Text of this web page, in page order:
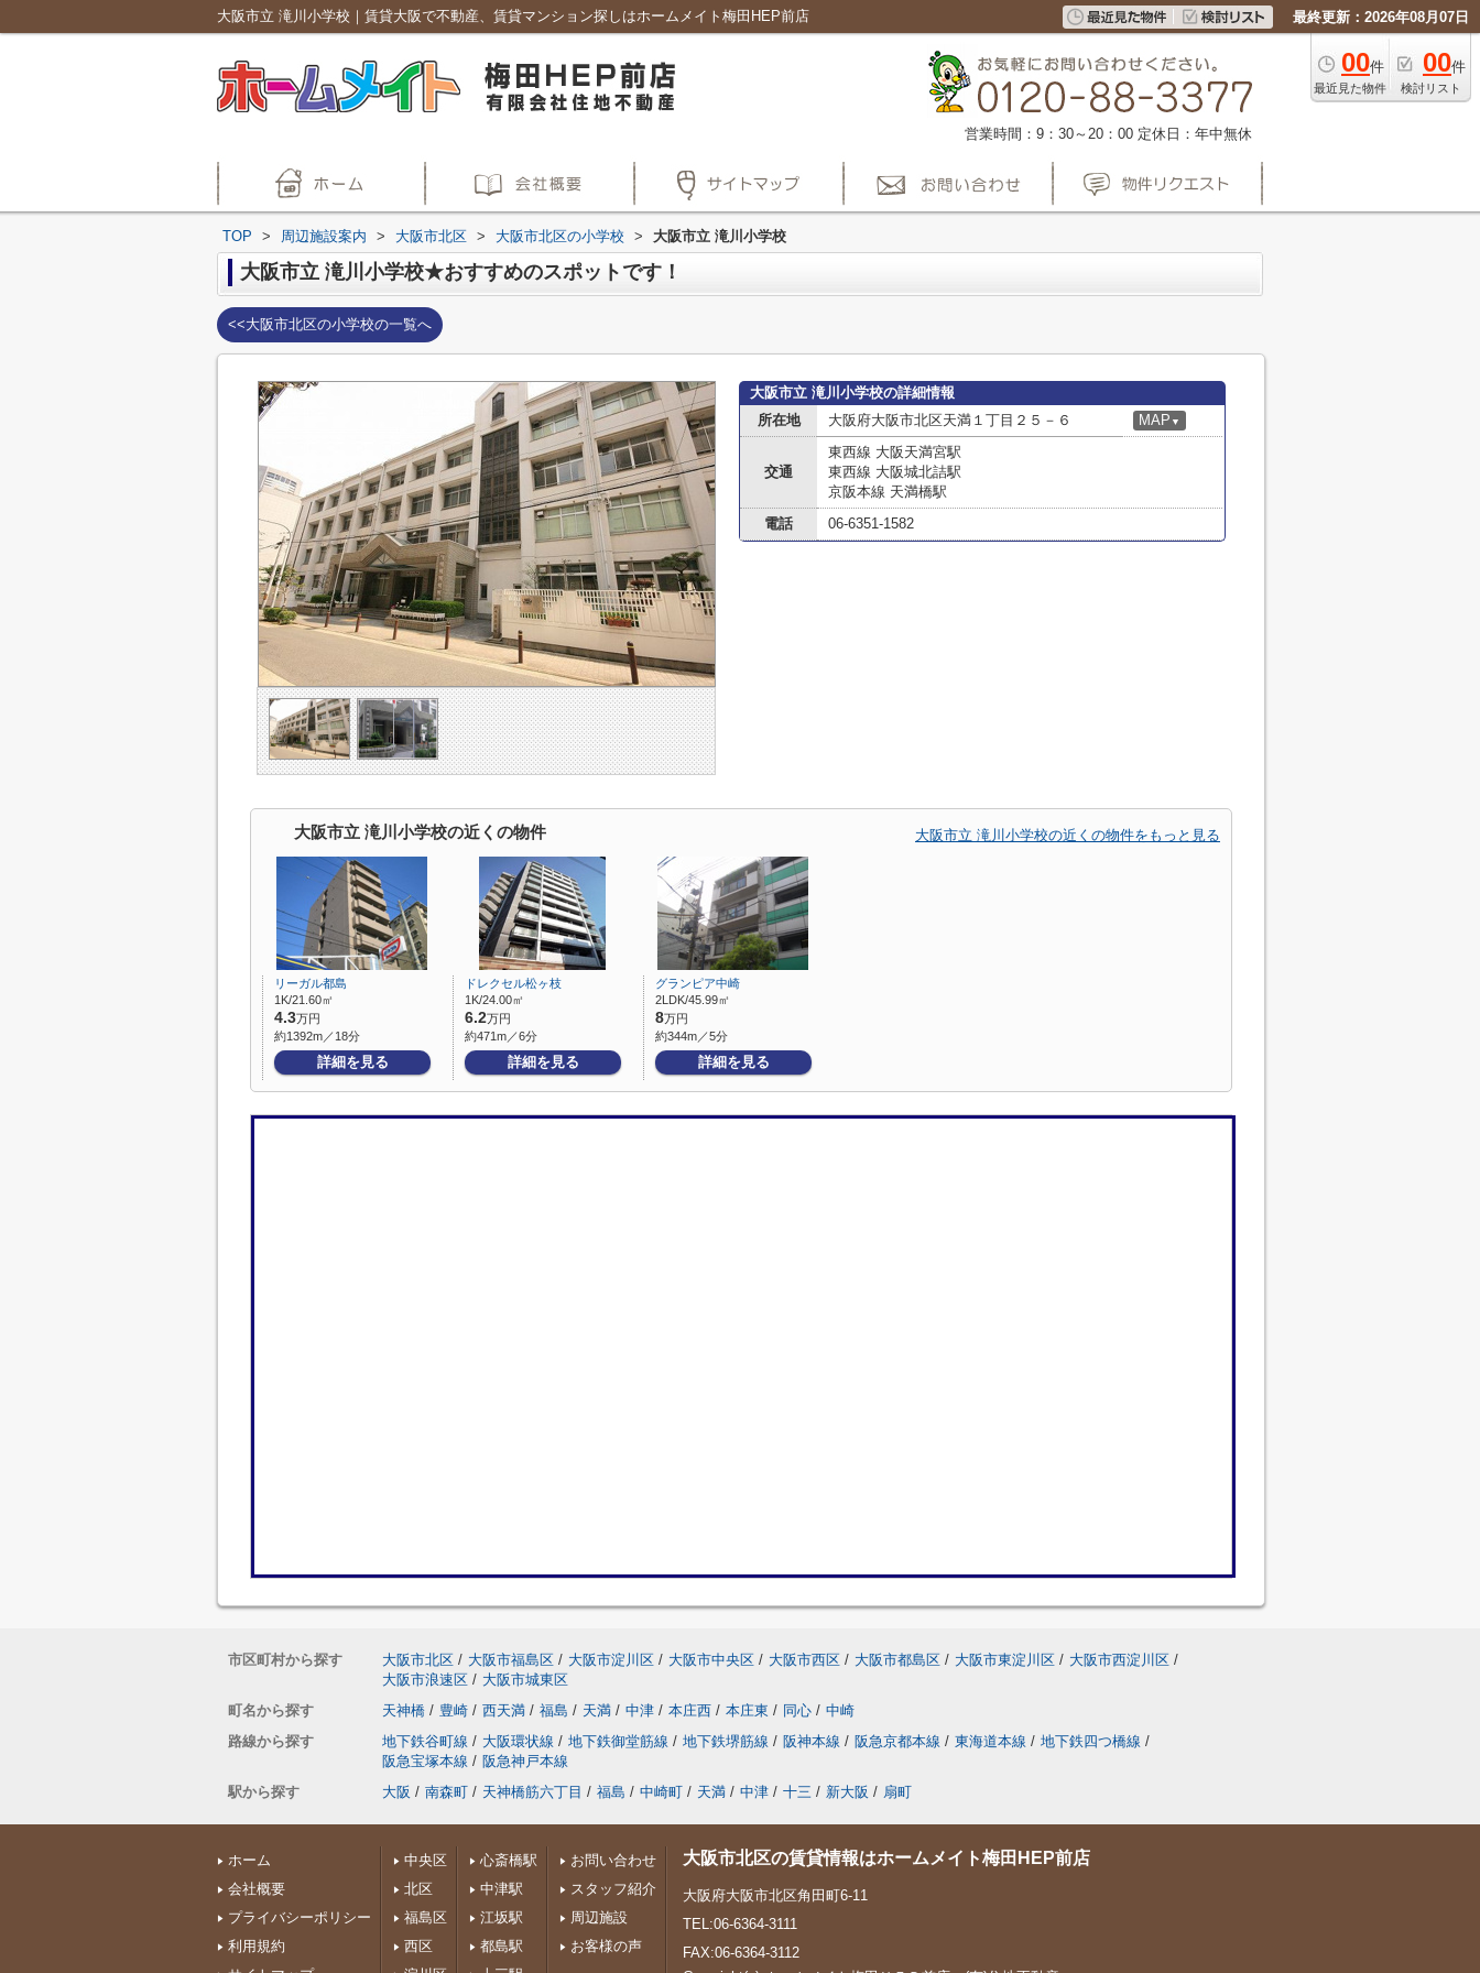
大阪市立 滝川小学校｜賃貸大阪で不動産、賃貸マンション探しはホームメイト梅田HEP前店 最終更新：2026年08月07日
00件
最近見た物件
00件
検討リスト
営業時間：9：30～20：00 定休日：年中無休
TOP > 周辺施設案内 > 大阪市北区 > 大阪市北区の小学校 > 大阪市立 滝川小学校
大阪市立 滝川小学校★おすすめのスポットです！
<<大阪市北区の小学校の一覧へ
大阪市立 滝川小学校の詳細情報
所在地
大阪府大阪市北区天満１丁目２５－６ MAP ▼
交通
東西線 大阪天満宮駅
東西線 大阪城北詰駅
京阪本線 天満橋駅
電話
06-6351-1582
大阪市立 滝川小学校の近くの物件 大阪市立 滝川小学校の近くの物件をもっと見る
リーガル都島
1K/21.60㎡
4.3万円
約1392m／18分
詳細を見る
ドレクセル松ヶ枝
1K/24.00㎡
6.2万円
約471m／6分
詳細を見る
グランピア中崎
2LDK/45.99㎡
8万円
約344m／5分
詳細を見る
市区町村から探す 大阪市北区 / 大阪市福島区 / 大阪市淀川区 / 大阪市中央区 / 大阪市西区 / 大阪市都島区 / 大阪市東淀川区 / 大阪市西淀川区 /
大阪市浪速区 / 大阪市城東区
町名から探す
天神橋 / 豊崎 / 西天満 / 福島 / 天満 / 中津 / 本庄西 / 本庄東 / 同心 / 中崎
路線から探す
地下鉄谷町線 / 大阪環状線 / 地下鉄御堂筋線 / 地下鉄堺筋線 / 阪神本線 / 阪急京都本線 / 東海道本線 / 地下鉄四つ橋線 /
阪急宝塚本線 / 阪急神戸本線
駅から探す
大阪 / 南森町 / 天神橋筋六丁目 / 福島 / 中崎町 / 天満 / 中津 / 十三 / 新大阪 / 扇町
ホーム
会社概要
プライバシーポリシー
利用規約
中央区
北区
福島区
西区
心斎橋駅
中津駅
江坂駅
都島駅
お問い合わせ
スタッフ紹介
周辺施設
お客様の声
大阪市北区の賃貸情報はホームメイト梅田HEP前店
大阪府大阪市北区角田町6-11
TEL:06-6364-3111
FAX:06-6364-3112